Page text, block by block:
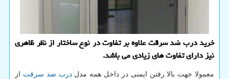
خرید درب ضد سرقت علاوه بر تفاوت در نوع ساختار از نظر ظاهری
نیز دارای تفاوت های زیادی می باشد.
معمولا جهت بالا رفتن ایمنی در داخل همه مدلدرب ضد سرقت از